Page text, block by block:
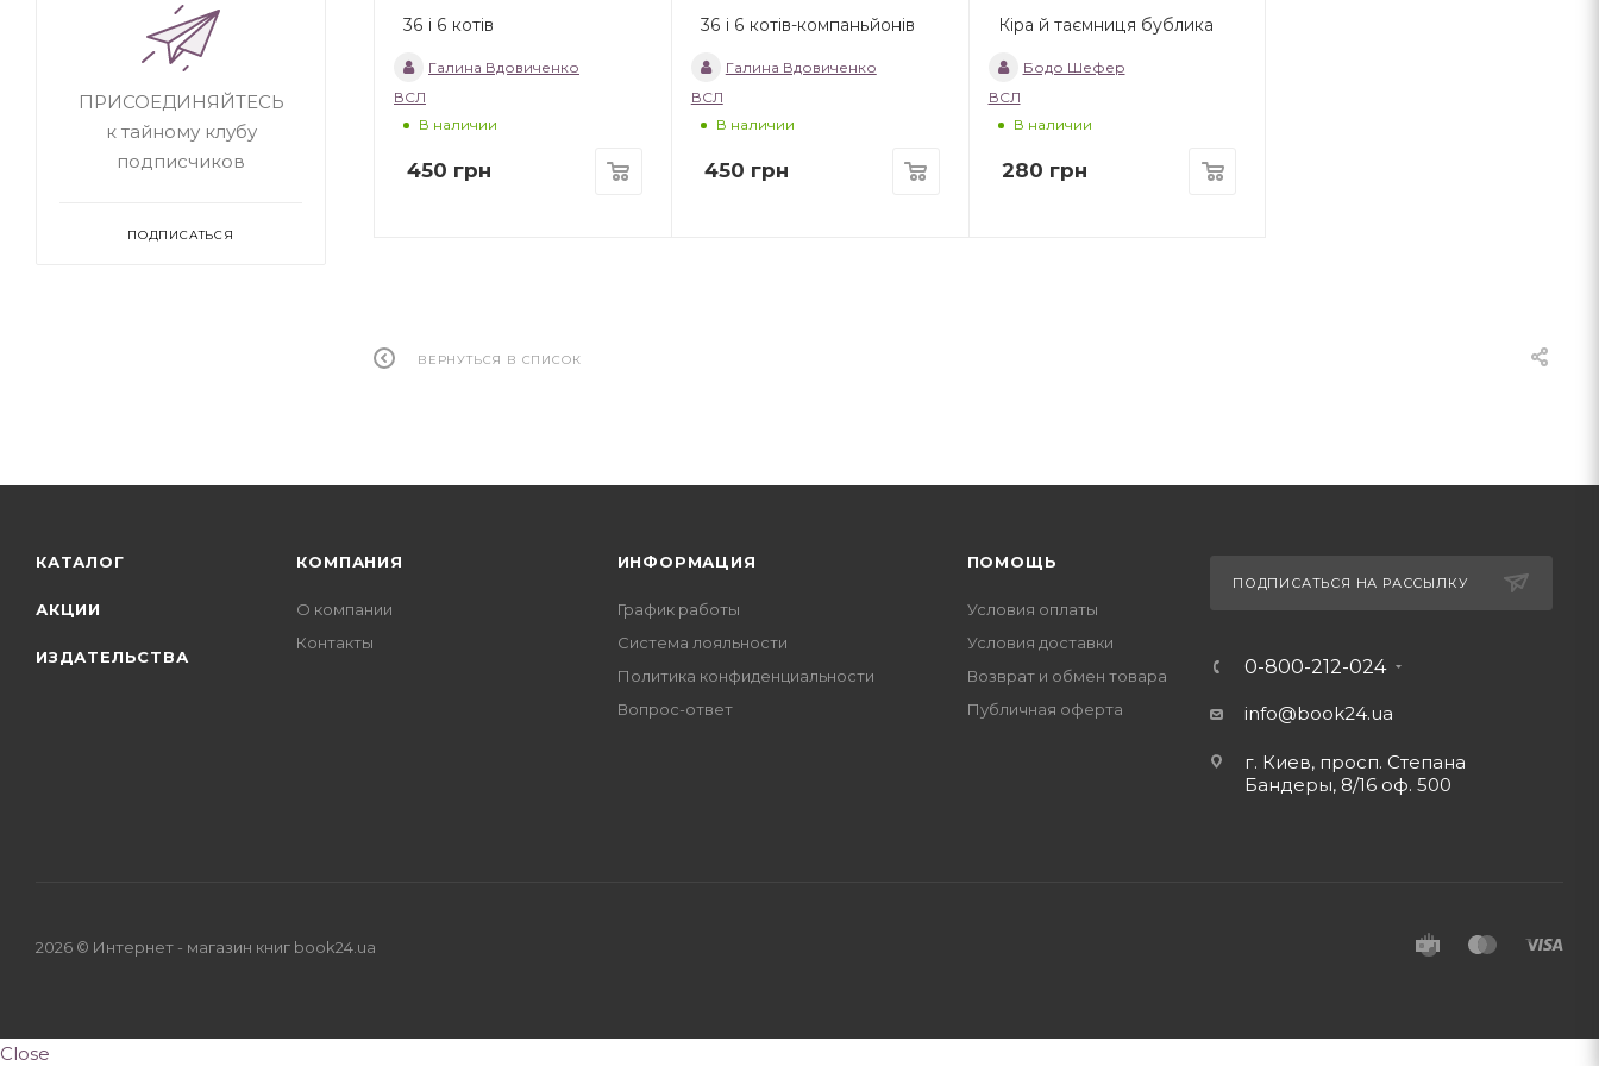
36 і 6 котів
Галина Вдовиченко
ВСЛ
В наличии
450 грн
36 і 6 котів-компаньйонів
Галина Вдовиченко
ВСЛ
В наличии
450 грн
Кіра й таємниця бублика
Бодо Шефер
ВСЛ
В наличии
280 грн
ВЕРНУТЬСЯ В СПИСОК
ПРИСОЕДИНЯЙТЕСЬ
к тайному клубу
подписчиков
ПОДПИСАТЬСЯ
КАТАЛОГ
АКЦИИ
ИЗДАТЕЛЬСТВА
КОМПАНИЯ
О компании
Контакты
ИНФОРМАЦИЯ
График работы
Система лояльности
Политика конфиденциальности
Вопрос-ответ
ПОМОЩЬ
Условия оплаты
Условия доставки
Возврат и обмен товара
Публичная оферта
ПОДПИСАТЬСЯ НА РАССЫЛКУ
0-800-212-024
info@book24.ua
г. Киев, просп. Степана
Бандеры, 8/16 оф. 500
2026 © Интернет - магазин книг book24.ua
Close